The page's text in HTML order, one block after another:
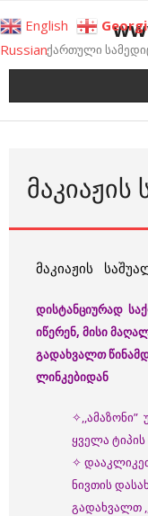
to
contentქართული
ᲛᲐᲙᲘᲐᲟᲘᲡ
მაკიაჟის
დისტანციურად
იწერენ, მისი
გადახვალთ
ლინკებიდან
✧,,ამაზონი”
ყველა
✧
ნივთის
გადახვალთ
English
Russian